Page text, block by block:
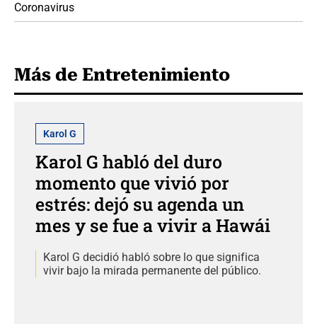
Coronavirus
Más de Entretenimiento
Karol G
Karol G habló del duro
momento que vivió por
estrés: dejó su agenda un
mes y se fue a vivir a Hawái
Karol G decidió habló sobre lo que significa
vivir bajo la mirada permanente del público.